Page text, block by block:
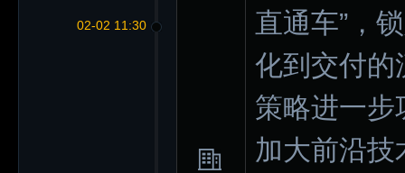
02-02 11:30
直通车”，
化到交付的
策略进一步
加大前沿